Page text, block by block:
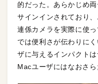
的だった。あらかじめ
サインインされており
連係カメラを実際に使
では便利さが伝わりに
ザに与えるインパクト
Macユーザにはなおさら